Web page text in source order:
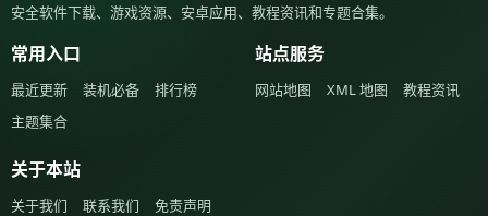
安全软件下载、游戏资源、安卓应用、教程资讯和专题合集。
常用入口
最近更新 装机必备
排行榜
主题集合
站点服务
网站地图 XML 地图 教程资讯
关于本站
关于我们 联系我们 免责声明